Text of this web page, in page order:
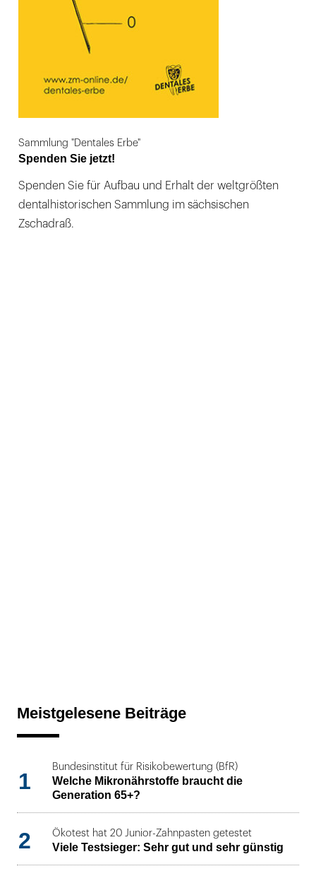
Sammlung "Dentales Erbe"
Spenden Sie jetzt!
Spenden Sie für Aufbau und Erhalt der weltgrößten
dentalhistorischen Sammlung im sächsischen
Zschadraß.
Meistgelesene Beiträge
1
Bundesinstitut für Risikobewertung (BfR)
Welche Mikronährstoffe braucht die
Generation 65+?
2 Ökotest hat 20 Junior-Zahnpasten getestet
Viele Testsieger: Sehr gut und sehr günstig